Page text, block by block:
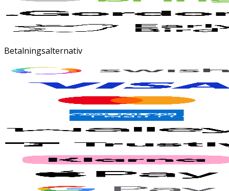
Betalningsalternativ